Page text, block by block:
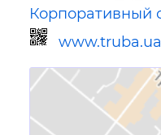
Корпоративный